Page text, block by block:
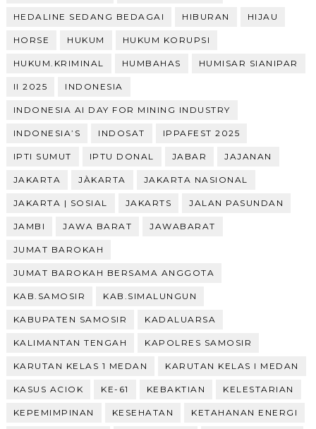
HEDALINE SEDANG BEDAGAI HIBURAN HIJAU
HORSE HUKUM HUKUM KORUPSI
HUKUM.KRIMINAL HUMBAHAS HUMISAR SIANIPAR
II 2025 INDONESIA
INDONESIA AI DAY FOR MINING INDUSTRY
INDONESIA’S INDOSAT IPPAFEST 2025
IPTI SUMUT IPTU DONAL JABAR JAJANAN
JAKARTA JÀKARTA JAKARTA NASIONAL
JAKARTA | SOSIAL JAKARTS JALAN PASUNDAN
JAMBI JAWA BARAT JAWABARAT
JUMAT BAROKAH
JUMAT BAROKAH BERSAMA ANGGOTA
KAB.SAMOSIR KAB.SIMALUNGUN
KABUPATEN SAMOSIR KADALUARSA
KALIMANTAN TENGAH KAPOLRES SAMOSIR
KARUTAN KELAS 1 MEDAN KARUTAN KELAS I MEDAN
KASUS ACIOK KE-61 KEBAKTIAN KELESTARIAN
KEPEMIMPINAN KESEHATAN KETAHANAN ENERGI